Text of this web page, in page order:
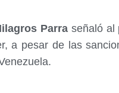
Parra señaló al
a pesar de las